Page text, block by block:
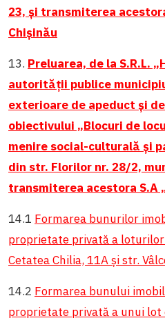
23, și transmiterea
Chișinău
13. Preluarea, de la S.R.L.
autorității publice
exterioare de apeduct și
obiectivului „Blocuri de
menire social-culturală și
din str. Florilor nr. 28/2,
transmiterea acestora S.A
14.1 Formarea bunurilor
proprietate privată a
Cetatea Chilia, 11A și str.
14.2 Formarea bunului
proprietate privată a unui